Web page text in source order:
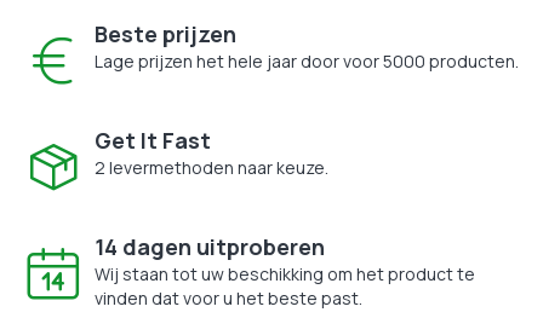
Beste prijzen
Lage prijzen het hele jaar door voor 5000 producten.
Get It Fast
2 levermethoden naar keuze.
14 dagen uitproberen
Wij staan tot uw beschikking om het product te
vinden dat voor u het beste past.